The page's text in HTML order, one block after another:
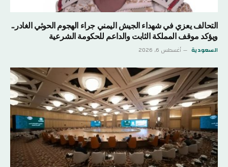
التحالف يعزي في شهداء الجيش اليمني جراء الهجوم الحوثي الغادر..
ويؤكد موقف المملكة الثابت والداعم للحكومة الشرعية
السعودية أغسطس 6, 2026